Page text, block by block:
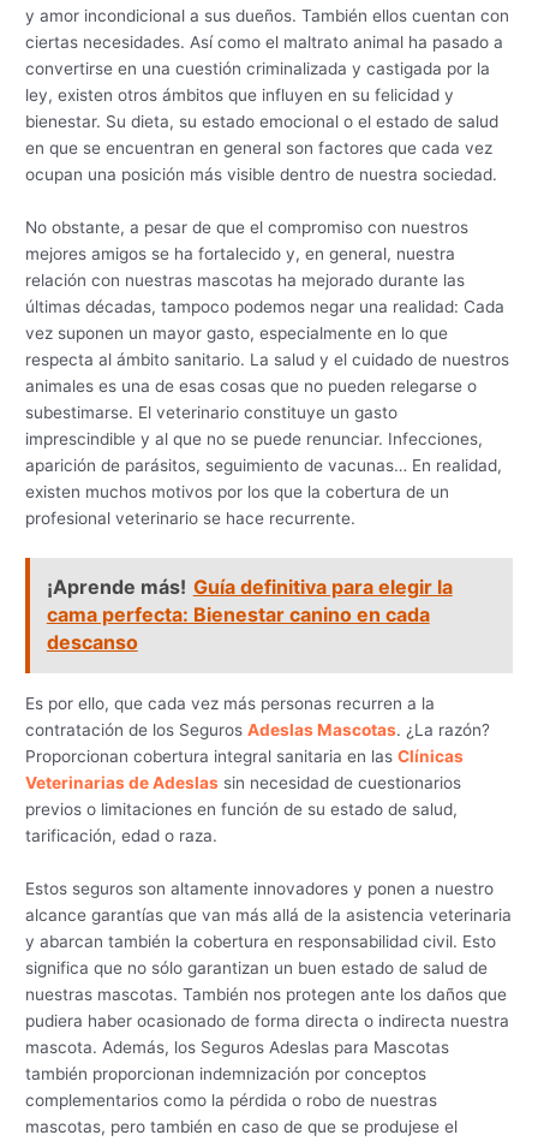
y amor incondicional a sus dueños. También ellos cuentan con
ciertas necesidades. Así como el maltrato animal ha pasado a
convertirse en una cuestión criminalizada y castigada por la
ley, existen otros ámbitos que influyen en su felicidad y
bienestar. Su dieta, su estado emocional o el estado de salud
en que se encuentran en general son factores que cada vez
ocupan una posición más visible dentro de nuestra sociedad.
No obstante, a pesar de que el compromiso con nuestros
mejores amigos se ha fortalecido y, en general, nuestra
relación con nuestras mascotas ha mejorado durante las
últimas décadas, tampoco podemos negar una realidad: Cada
vez suponen un mayor gasto, especialmente en lo que
respecta al ámbito sanitario. La salud y el cuidado de nuestros
animales es una de esas cosas que no pueden relegarse o
subestimarse. El veterinario constituye un gasto
imprescindible y al que no se puede renunciar. Infecciones,
aparición de parásitos, seguimiento de vacunas… En realidad,
existen muchos motivos por los que la cobertura de un
profesional veterinario se hace recurrente.
¡Aprende más! Guía definitiva para elegir la
cama perfecta: Bienestar canino en cada
descanso
Es por ello, que cada vez más personas recurren a la
contratación de los SegurosAdeslas Mascotas. ¿La razón?
Proporcionan cobertura integral sanitaria en lasClínicas
Veterinarias de Adeslas sin necesidad de cuestionarios
previos o limitaciones en función de su estado de salud,
tarificación, edad o raza.
Estos seguros son altamente innovadores y ponen a nuestro
alcance garantías que van más allá de la asistencia veterinaria
y abarcan también la cobertura en responsabilidad civil. Esto
significa que no sólo garantizan un buen estado de salud de
nuestras mascotas. También nos protegen ante los daños que
pudiera haber ocasionado de forma directa o indirecta nuestra
mascota. Además, los Seguros Adeslas para Mascotas
también proporcionan indemnización por conceptos
complementarios como la pérdida o robo de nuestras
mascotas, pero también en caso de que se produjese el